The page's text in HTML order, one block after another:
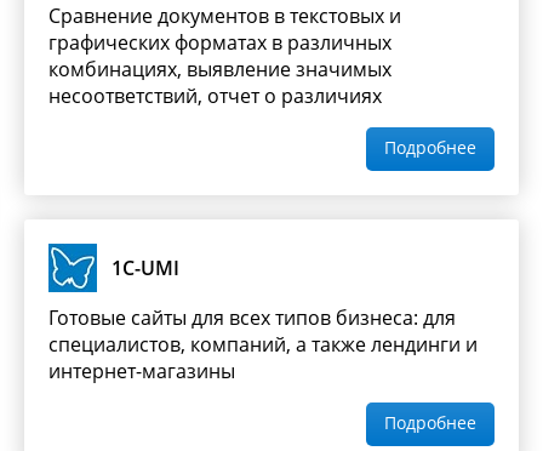
Сравнение документов в текстовых и
графических форматах в различных
комбинациях, выявление значимых
несоответствий, отчет о различиях
Подробнее
1C-UMI
Готовые сайты для всех типов бизнеса: для
специалистов, компаний, а также лендинги и
интернет-магазины
Подробнее